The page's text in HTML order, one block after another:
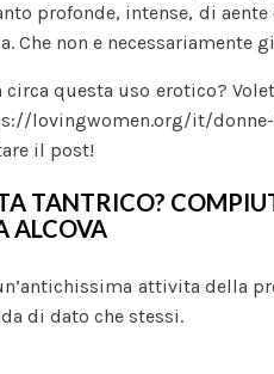
il
favore
profonde, intense, di
Che non e necessariamente
circa questa uso erotico?
lovingwomen.org/it/donne-
il post!
TANTRICO?
ALCOVA
attivita della
di dato che stessi.